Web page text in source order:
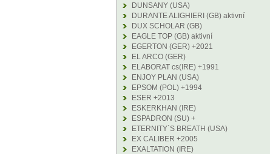
DUNSANY (USA)
DURANTE ALIGHIERI (GB) aktivní
DUX SCHOLAR (GB)
EAGLE TOP (GB) aktivní
EGERTON (GER) +2021
EL ARCO (GER)
ELABORAT cs(IRE) +1991
ENJOY PLAN (USA)
EPSOM (POL) +1994
ESER +2013
ESKERKHAN (IRE)
ESPADRON (SU) +
ETERNITY´S BREATH (USA)
EX CALIBER +2005
EXALTATION (IRE)